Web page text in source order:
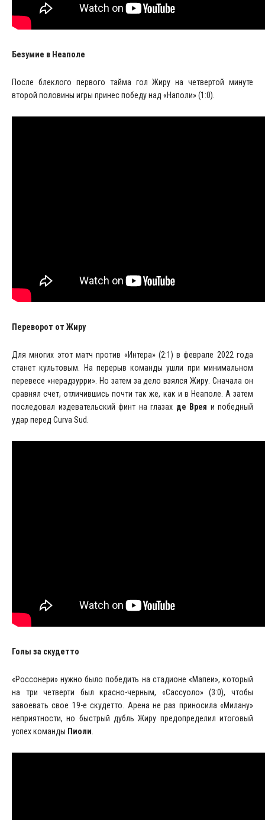
Безумие в Неаполе
После блеклого первого тайма гол Жиру на четвертой минуте
второй половины игры принес победу над «Наполи» (1:0).
Переворот от Жиру
Для многих этот матч против «Интера» (2:1) в феврале 2022 года
станет культовым. На перерыв команды ушли при минимальном
перевесе «нерадзурри». Но затем за дело взялся Жиру. Сначала он
сравнял счет, отличившись почти так же, как и в Неаполе. А затем
последовал издевательский финт на глазах де Врея и победный
удар перед Curva Sud.
Голы за скудетто
«Россонери» нужно было победить на стадионе «Мапеи», который
на три четверти был красно-черным, «Сассуоло» (3:0), чтобы
завоевать свое 19-е скудетто. Арена не раз приносила «Милану»
неприятности, но быстрый дубль Жиру предопределил итоговый
успех команды Пиоли